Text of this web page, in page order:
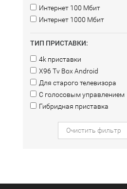
Интернет 100 Мбит
Интернет 1000 Мбит
ТИП ПРИСТАВКИ:
4k приставки
X96 Tv Box Android
Для старого телевизора
С голосовым управлением
Гибридная приставка
Очистить фильтр